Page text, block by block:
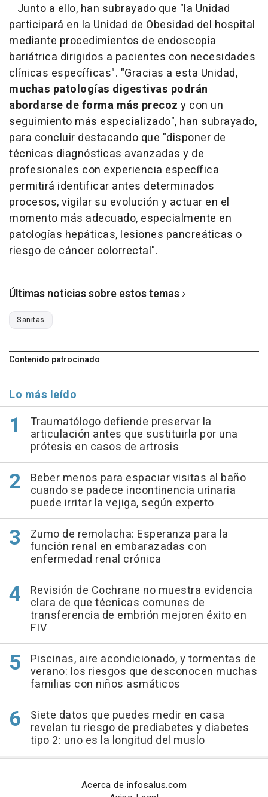
Junto a ello, han subrayado que "la Unidad
participará en la Unidad de Obesidad del hospital
mediante procedimientos de endoscopia
bariátrica dirigidos a pacientes con necesidades
clínicas específicas". "Gracias a esta Unidad,
muchas patologías digestivas podrán
abordarse de forma más precoz y con un
seguimiento más especializado", han subrayado,
para concluir destacando que "disponer de
técnicas diagnósticas avanzadas y de
profesionales con experiencia específica
permitirá identificar antes determinados
procesos, vigilar su evolución y actuar en el
momento más adecuado, especialmente en
patologías hepáticas, lesiones pancreáticas o
riesgo de cáncer colorrectal".
Últimas noticias sobre estos temas
Sanitas
Contenido patrocinado
Lo más leído
Traumatólogo defiende preservar la
articulación antes que sustituirla por una
prótesis en casos de artrosis
Beber menos para espaciar visitas al baño
cuando se padece incontinencia urinaria
puede irritar la vejiga, según experto
Zumo de remolacha: Esperanza para la
función renal en embarazadas con
enfermedad renal crónica
Revisión de Cochrane no muestra evidencia
clara de que técnicas comunes de
transferencia de embrión mejoren éxito en
FIV
Piscinas, aire acondicionado, y tormentas de
verano: los riesgos que desconocen muchas
familias con niños asmáticos
Siete datos que puedes medir en casa
revelan tu riesgo de prediabetes y diabetes
tipo 2: uno es la longitud del muslo
Acerca de infosalus.com